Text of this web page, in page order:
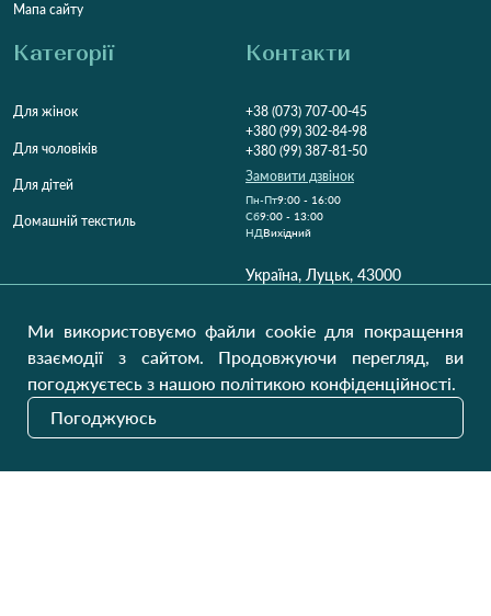
Мапа сайту
Категорії
Для жінок
Для чоловіків
Для дітей
Домашній текстиль
Контакти
+38 (073) 707-00-45
+380 (99) 302-84-98
+380 (99) 387-81-50
Замовити дзвінок
Пн-Пт9:00 - 16:00
Cб9:00 - 13:00
НДВихідний
Україна, Луцьк, 43000
Наші оновлення
Ми використовуємо файли cookie для покращення
взаємодії з сайтом. Продовжуючи перегляд, ви
погоджуєтесь з нашою політикою конфіденційності.
Погоджуюсь